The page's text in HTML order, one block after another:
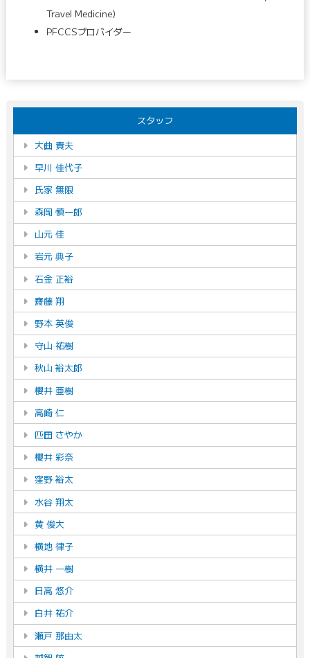
Travel Medicine)
PFCCSプロバイダー
スタッフ
大曲 貴夫
早川 佳代子
氏家 無限
森岡 慎一郎
山元 佳
岩元 典子
石金 正裕
齋藤 翔
野本 英俊
守山 祐樹
秋山 裕太郎
櫻井 亜樹
高崎 仁
匹田 さやか
櫻井 彩奈
窪野 裕太
水谷 翔太
黄 俊大
横地 律子
横井 一樹
日高 悠介
白井 祐介
瀬戸 那由太